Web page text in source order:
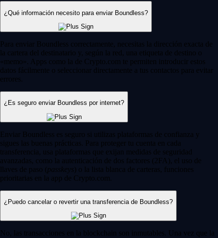
¿Qué información necesito para enviar Boundless?
Para enviar Boundless correctamente, necesitas la dirección exacta de
la cartera del destinatario y, según la red, una etiqueta de destino o
«memo». Apps como la de Crypto.com te permiten introducir estos
datos fácilmente o seleccionar directamente a tus contactos para evitar
errores.
¿Es seguro enviar Boundless por internet?
Enviar Boundless es seguro si utilizas plataformas de confianza y
sigues las buenas prácticas. Para proteger tu cuenta en cada
transferencia, usa plataformas que exijan medidas de seguridad
avanzadas, como la autenticación de dos factores (2FA), el uso de
llaves de paso (passkeys ) o la lista blanca de carteras, funciones
prioritarias en la app de Crypto.com.
¿Puedo cancelar o revertir una transferencia de Boundless?
No, las transacciones en la blockchain son inmutables. Una vez que la